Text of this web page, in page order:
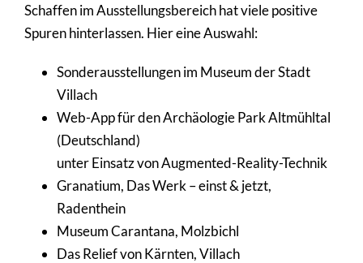
Schaffen im Ausstellungsbereich hat viele positive
Spuren hinterlassen. Hier eine Auswahl:
Sonderausstellungen im Museum der Stadt
Villach
Web-App für den Archäologie Park Altmühltal
(Deutschland)
unter Einsatz von Augmented-Reality-Technik
Granatium, Das Werk – einst & jetzt,
Radenthein
Museum Carantana, Molzbichl
Das Relief von Kärnten, Villach